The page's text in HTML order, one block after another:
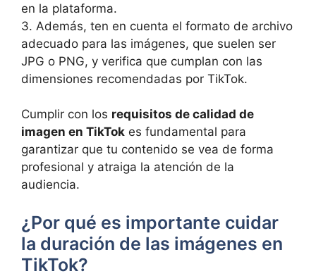
en la plataforma.
3.‌ Además, ten ‍en ⁤cuenta ⁤el formato de archivo
adecuado para⁣ las imágenes, que suelen ser
JPG o PNG, y‍ verifica que cumplan ‌con las
dimensiones recomendadas por TikTok.
Cumplir con los⁣ requisitos de calidad de
imagen en TikTok es fundamental para
garantizar que tu contenido se⁤ vea de forma
profesional y‍ atraiga la atención​ de la
audiencia.
¿Por‍ qué es importante ‌cuidar
la duración‌ de las ⁣imágenes ‌en
TikTok?